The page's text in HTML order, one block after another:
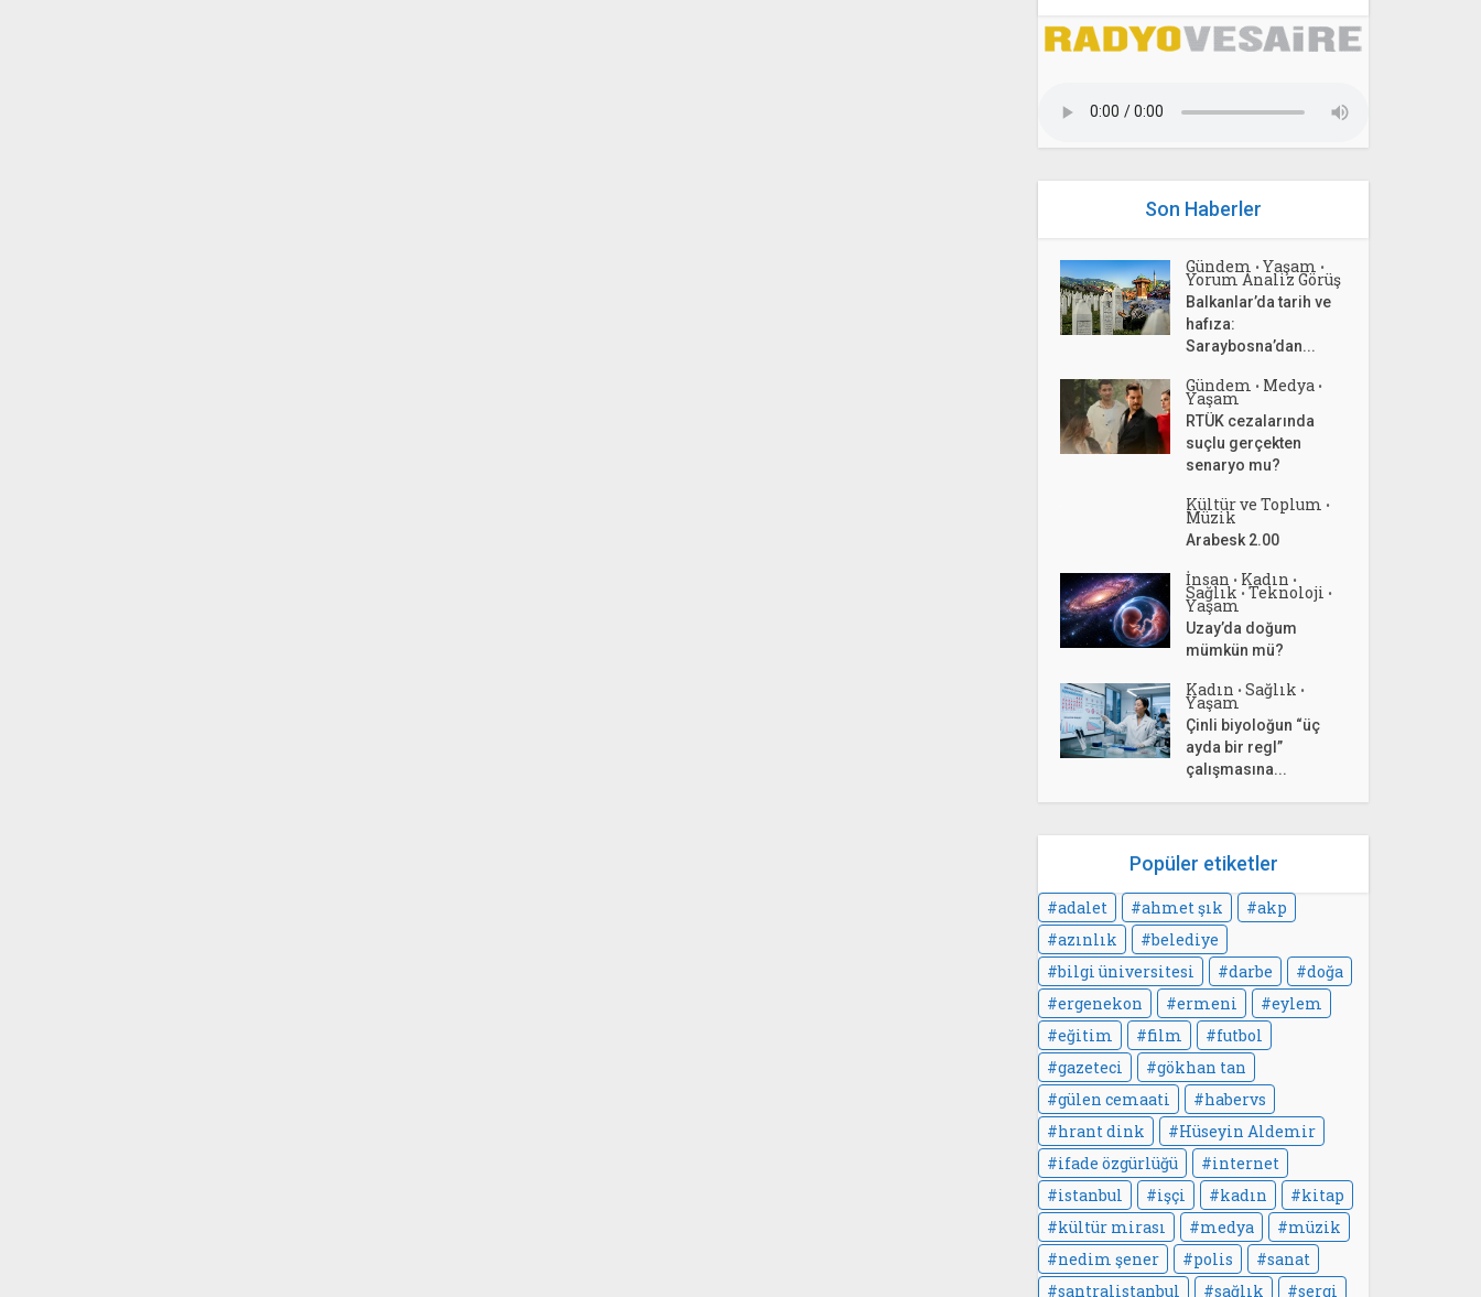
Son Haberler
Gündem • Yaşam •
Yorum Analiz Görüş
Balkanlar’da tarih ve
hafıza:
Saraybosna’dan...
Gündem • Medya •
Yaşam
RTÜK cezalarında
suçlu gerçekten
senaryo mu?
Kültür ve Toplum •
Müzik
Arabesk 2.00
İnsan • Kadın •
Sağlık • Teknoloji •
Yaşam
Uzay’da doğum
mümkün mü?
Kadın • Sağlık •
Yaşam
Çinli biyoloğun “üç
ayda bir regl”
çalışmasına...
Popüler etiketler
adalet ahmet şık
akp
azınlık
belediye
bilgi üniversitesi
darbe
doğa
ergenekon
ermeni
eylem
eğitim
film
futbol
gazeteci
gökhan tan
gülen cemaati
habervs
hrant dink
Hüseyin Aldemir
ifade özgürlüğü
internet
istanbul
işçi kadın
kitap
kültür mirası
medya
müzik
nedim şener
polis
sanat
santralistanbul
sağlık sergi